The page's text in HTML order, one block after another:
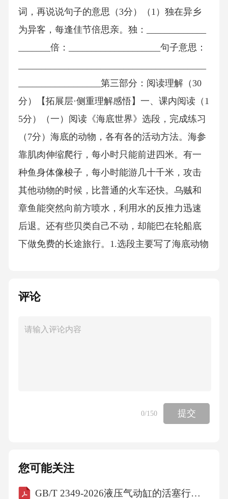
词，再说说句子的意思（3分）（1）独在异乡
为异客，每逢佳节倍思亲。独：_____________
_______倍：____________________句子意思：
__________________第三部分：阅读理解（30
分）【拓展层·侧重理解感悟】一、课内阅读（1
5分）（一）阅读《海底世界》选段，完成练习
（7分）海底的动物，各有各的活动方法。海参
靠肌肉伸缩爬行，每小时只能前进四米。有一
种鱼身体像梭子，每小时能游几十千米，攻击
其他动物的时候，比普通的火车还快。乌贼和
章鱼能突然向前方喷水，利用水的反推力迅速
后退。还有些贝类自己不动，却能巴在轮船底
下做免费的长途旅行。1.选段主要写了海底动物
_2.文中画线句子在选段中起到了什么作用？（2
___________________________3.选段介绍了哪
桥》选段，完成练习（8分）赵州桥非常雄伟。
桥长五十多米，有九米多宽，中间行车马，两
十七米多宽的河面上。大桥洞顶上的左右两
边，还各有两个拱形的小桥洞。平时，河水从
评论
0/150 提交
您可能关注
GB/T 2349-2026液压气动缸的活塞行程系列